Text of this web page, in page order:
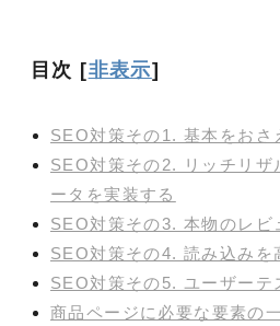
目次 [非表示]
SEO対策その1. 基本をおさ
SEO対策その2. リッチリザ
ータを実装する
SEO対策その3. 本物のレビ
SEO対策その4. 読み込みを
SEO対策その5. ユーザーテ
商品ページに必要な要素の